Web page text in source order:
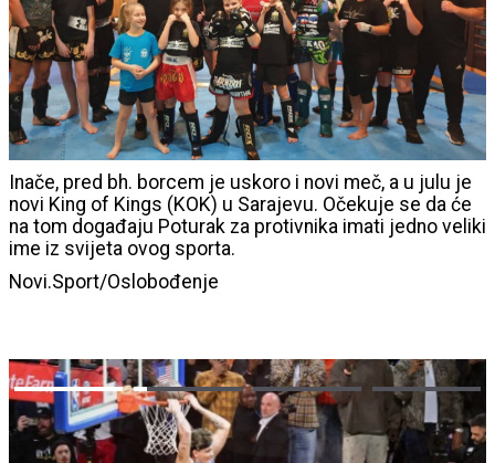
Inače, pred bh. borcem je uskoro i novi meč, a u julu je
novi King of Kings (KOK) u Sarajevu. Očekuje se da će
na tom događaju Poturak za protivnika imati jedno veliki
ime iz svijeta ovog sporta.
Novi.Sport/Oslobođenje